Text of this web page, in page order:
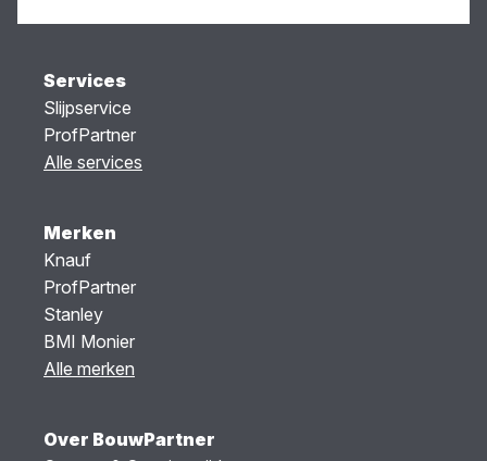
Services
Slijpservice
ProfPartner
Alle services
Merken
Knauf
ProfPartner
Stanley
BMI Monier
Alle merken
Over BouwPartner